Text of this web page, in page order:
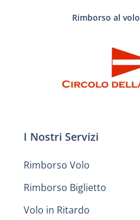
Rimborso al
I Nostri Servizi
Rimborso Volo
Rimborso Biglietto
Volo in Ritardo